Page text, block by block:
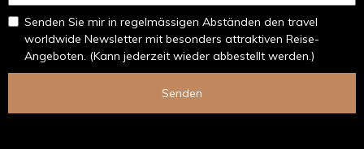
Senden Sie mir in regelmässigen Abständen den travel
worldwide Newsletter mit besonders attraktiven Reise-
Angeboten. (Kann jederzeit wieder abbestellt werden.)
Senden